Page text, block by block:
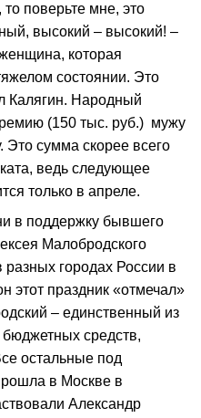
поверьте мне, это
высокий – высокий! –
которая
состоянии. Это
Калягин. Народный
(150 тыс. руб.) мужу
сумма скорее всего
ведь следующее
только в апреле.
в поддержку бывшего
Малобродского
городах России в
этот праздник «отмечал»
– единственный из
средств,
остальные под
в Москве в
Александр